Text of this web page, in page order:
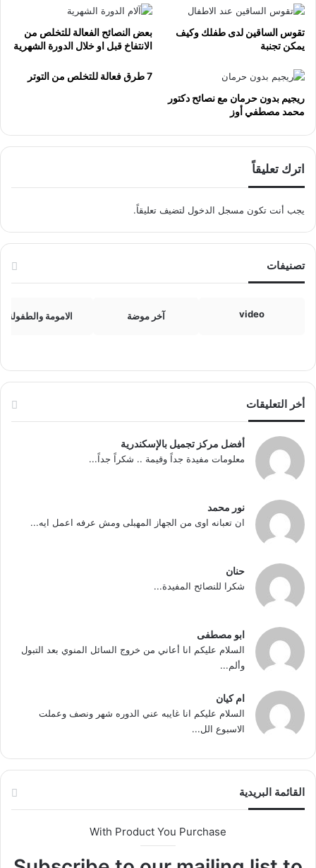
تقوس الساقين لدى طفلك وكيف
يمكن تجنبة
بعض النصائح الفعالة للتخلص من
الانتفاخ قبل او خلال الدورة الشهرية
ريجيم بدون حرمان مع نصائح دكتور
‏محمد‏ ‏مصطفي‏ ‏أوز‏
7 طرق فعالة للتخلص من التوتر
اترك تعليقاً
يجب أنت تكون مسجل الدخول لتضيف تعليقاً.
تصنيفات
video آخر موضة الامومة والطفولة
أخر التعليقات
أفضل مركز تجميل بالإسكندرية
معلومات مفيدة جداً وقيمة .. شكراً جداً...
نور محمد
ان تعبانه اوى من الجهاز المهبلى ومش عرفه اعمل ايه...
حنان
شكرا للنصائح المفيدة...
ابو مصطفى
السلام عليكم انا أعاني من خروج السائل المنوي بعد التبول
وألم...
ام كيان
السلام عليكم انا غايبه عني الدوره شهر ونصف وعملت
الاسبوع الل...
القائمة البريدية
With Product You Purchase